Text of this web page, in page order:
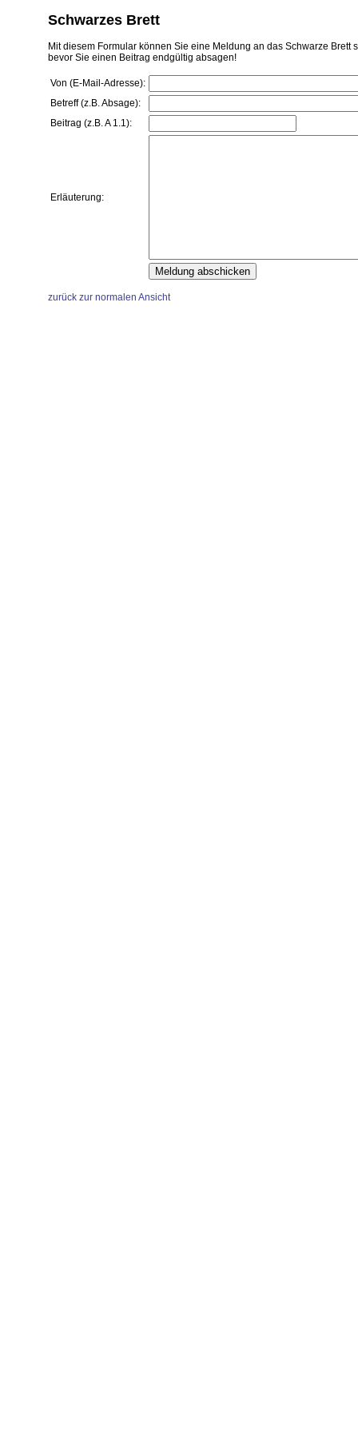
Schwarzes Brett
Mit diesem Formular können Sie eine Meldung an das Schwarze
bevor Sie einen Beitrag endgültig absagen!
Von (E-Mail-Adresse):
Betreff (z.B. Absage):
Beitrag (z.B. A 1.1):
Erläuterung:
zurück zur normalen Ansicht